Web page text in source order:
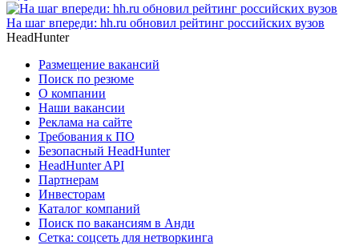
На шаг впереди: hh.ru обновил рейтинг российских вузов
HeadHunter
Размещение вакансий
Поиск по резюме
О компании
Наши вакансии
Реклама на сайте
Требования к ПО
Безопасный HeadHunter
HeadHunter API
Партнерам
Инвесторам
Каталог компаний
Поиск по вакансиям в Анди
Сетка: соцсеть для нетворкинга